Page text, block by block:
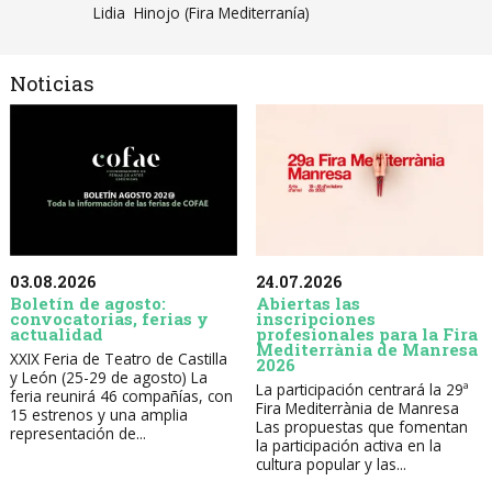
Lidia Hinojo (Fira Mediterranía)
Noticias
03.08.2026
Boletín de agosto:
convocatorias, ferias y
actualidad
XXIX Feria de Teatro de Castilla
y León (25-29 de agosto) La
feria reunirá 46 compañías, con
15 estrenos y una amplia
representación de...
24.07.2026
Abiertas las
inscripciones
profesionales para la Fira
Mediterrània de Manresa
2026
La participación centrará la 29ª
Fira Mediterrània de Manresa
Las propuestas que fomentan
la participación activa en la
cultura popular y las...